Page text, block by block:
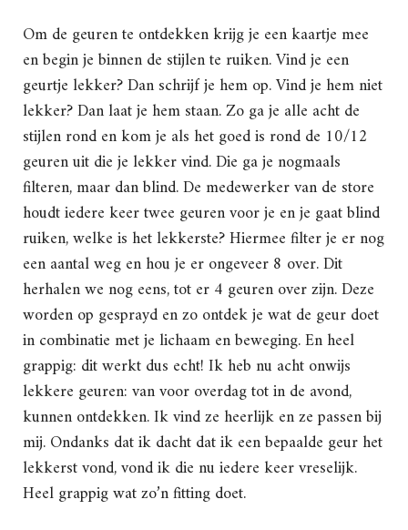
Om de geuren te ontdekken krijg je een kaartje mee
en begin je binnen de stijlen te ruiken. Vind je een
geurtje lekker? Dan schrijf je hem op. Vind je hem niet
lekker? Dan laat je hem staan. Zo ga je alle acht de
stijlen rond en kom je als het goed is rond de 10/12
geuren uit die je lekker vind. Die ga je nogmaals
filteren, maar dan blind. De medewerker van de store
houdt iedere keer twee geuren voor je en je gaat blind
ruiken, welke is het lekkerste? Hiermee filter je er nog
een aantal weg en hou je er ongeveer 8 over. Dit
herhalen we nog eens, tot er 4 geuren over zijn. Deze
worden op gesprayd en zo ontdek je wat de geur doet
in combinatie met je lichaam en beweging. En heel
grappig: dit werkt dus echt! Ik heb nu acht onwijs
lekkere geuren: van voor overdag tot in de avond,
kunnen ontdekken. Ik vind ze heerlijk en ze passen bij
mij. Ondanks dat ik dacht dat ik een bepaalde geur het
lekkerst vond, vond ik die nu iedere keer vreselijk.
Heel grappig wat zo’n fitting doet.